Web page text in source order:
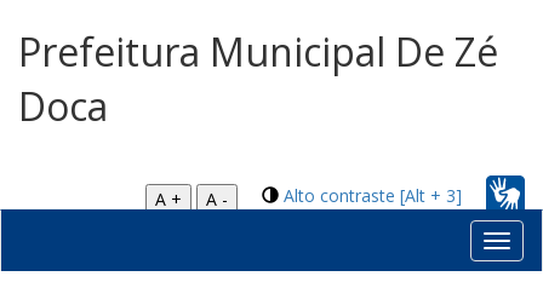
Prefeitura Municipal De Zé
Doca
Alto contraste [Alt + 3]
A +
A -